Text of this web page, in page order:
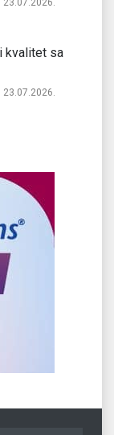
23.07.2026.
kvalitet sa
23.07.2026.